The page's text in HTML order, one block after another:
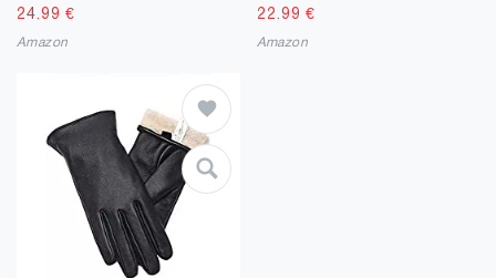
24.99 €
Amazon
22.99 €
Amazon